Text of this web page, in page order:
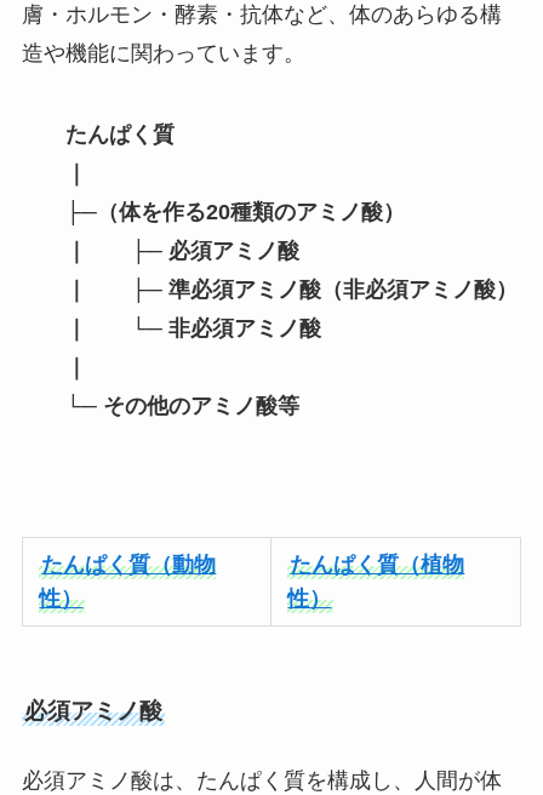
膚・ホルモン・酵素・抗体など、体のあらゆる構
造や機能に関わっています。
たんぱく質
├─（体を作る20種類のアミノ酸）
｜ ├─ 必須アミノ酸
｜ ├─ 準必須アミノ酸（非必須アミノ酸）
｜ └─ 非必須アミノ酸
└─ その他のアミノ酸等
たんぱく質（動物
性）
たんぱく質（植物
性）
必須アミノ酸
必須アミノ酸は、たんぱく質を構成し、人間が体